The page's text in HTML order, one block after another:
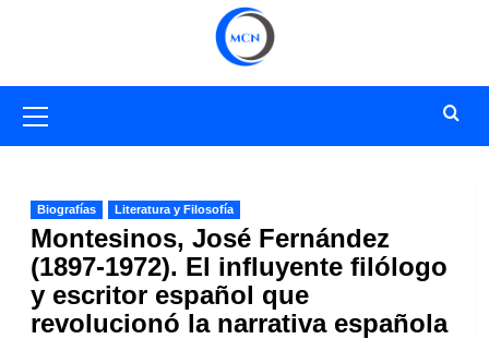
primario
Biografías Literatura y Filosofía
Montesinos, José Fernández
(1897-1972). El influyente filólogo
y escritor español que
revolucionó la narrativa española